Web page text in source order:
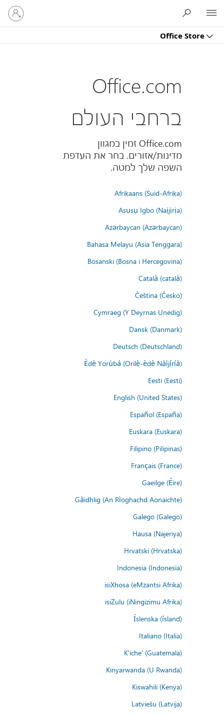
Office Store
היכנס
לחשבון
שלך
Office.com
ברחבי העולם
Office.com זמין במגוון
מדינות/אזורים. בחר את העדפת
השפה שלך למטה.
Afrikaans (Suid-Afrika)
Asụsụ Igbo (Naịjịrịa)
Azərbaycan (Azərbaycan)
Bahasa Melayu (Asia Tenggara)
Bosanski (Bosna i Hercegovina)
Català (català)
Čeština (Česko)
Cymraeg (Y Deyrnas Unedig)
Dansk (Danmark)
Deutsch (Deutschland)
Èdè Yorùbá (Orilẹ̀-èdè Nàìjíríà)
Eesti (Eesti)
English (United States)
Español (España)
Euskara (Euskara)
Filipino (Pilipinas)
Français (France)
Gaeilge (Éire)
Gàidhlig (An Rìoghachd Aonaichte)
Galego (Galego)
Hausa (Najeriya)
Hrvatski (Hrvatska)
Indonesia (Indonesia)
isiXhosa (eMzantsi Afrika)
isiZulu (iNingizimu Afrika)
Íslenska (ísland)
Italiano (Italia)
K'iche' (Guatemala)
Kinyarwanda (U Rwanda)
Kiswahili (Kenya)
Latviešu (Latvija)